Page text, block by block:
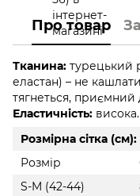
Про товар
Тканина: турецький
еластан) – не
тягнеться, приємний
Еластичність: висока.
Розмірна сітка (см):
Розмір
S-M (42-44)